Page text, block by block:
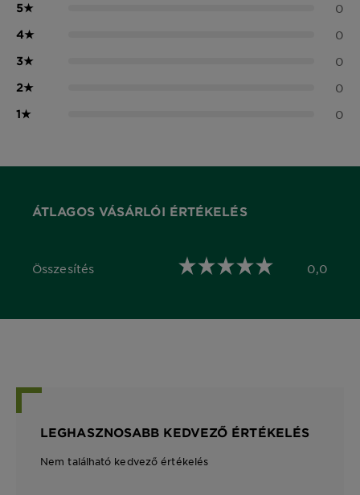
5★ 0
4★ 0
3★ 0
2★ 0
1★ 0
ÁTLAGOS VÁSÁRLÓI ÉRTÉKELÉS
Összesítés
0,0 out of 5 stars 0,0
LEGHASZNOSABB KEDVEZŐ ÉRTÉKELÉS
Nem található kedvező értékelés